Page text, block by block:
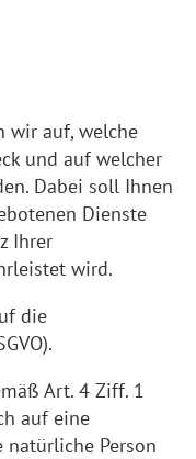
wir auf, welche
und auf welcher
Dabei soll Ihnen
Dienste
Ihrer
wird.
die
Art. 4 Ziff. 1
auf eine
Person